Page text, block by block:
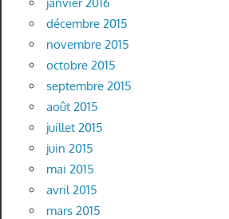
décembre 2015
novembre 2015
octobre 2015
septembre 2015
août 2015
juillet 2015
juin 2015
mai 2015
avril 2015
mars 2015